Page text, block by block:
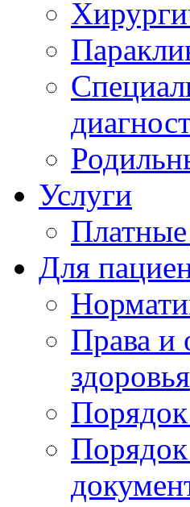
Услуги
Для
Права и
здоровья